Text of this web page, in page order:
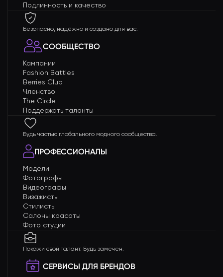
Подлинность и качество
Безопасно, надёжно и создано для вас.
СООБЩЕСТВО
Кампании
Fashion Battles
Berries Club
Членство
The Circle
Поддержать таланты
Будь частью глобального модного сообщества.
ПРОФЕССИОНАЛЫ
Модели
Фотографы
Видеографы
Визажисты
Стилисты
Салоны красоты
Фото студии
Покажи свой талант. Будь замечен.
СЕРВИСЫ ДЛЯ БРЕНДОВ